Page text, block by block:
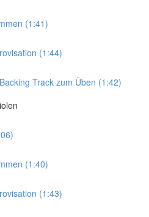
(1:41)
(1:44)
Track zum Üben (1:42)
(1:40)
(1:43)